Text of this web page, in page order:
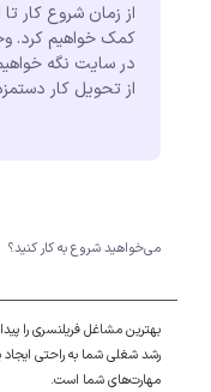
از زمان شروع کار
کمک خواهیم کرد.
در سایت نگه
از تحویل کار
می‌خواهید شروع به کار کنید؟
بهترین مشاغل فریلنسری را
رشد شغلی شما به راحتی ایجاد
مهارت‌های شما است.